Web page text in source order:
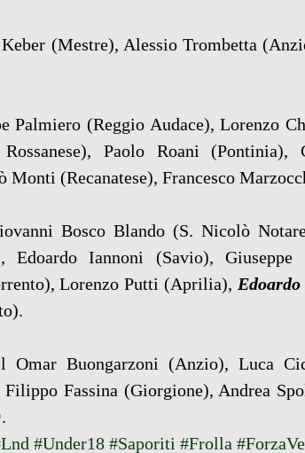
(Mestre), Alessio Trombetta
Palmiero (Reggio Audace), Lorenzo
Paolo Roani
Monti (Recanatese), Francesco
Bosco Blando (S. Nicolò
Edoardo Iannoni (Savio), Giuseppe
Lorenzo Putti (Aprilia),
Omar Buongarzoni (Anzio), Luca
Fassina (Giorgione), Andrea
.
#Under18 #Saporiti #Frolla